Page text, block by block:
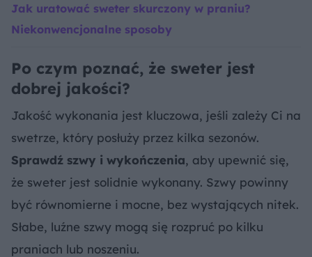
Jak uratować sweter skurczony w praniu?
Niekonwencjonalne sposoby
Po czym poznać, że sweter jest
dobrej jakości?
Jakość wykonania jest kluczowa, jeśli zależy Ci na
swetrze, który posłuży przez kilka sezonów.
Sprawdź szwy i wykończenia, aby upewnić się,
że sweter jest solidnie wykonany. Szwy powinny
być równomierne i mocne, bez wystających nitek.
Słabe, luźne szwy mogą się rozpruć po kilku
praniach lub noszeniu.